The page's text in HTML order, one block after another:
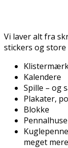
Vi laver alt fra
stickers og store
Kalendere
Spille – og
Plakater,
Blokke
Pennalhuse
meget